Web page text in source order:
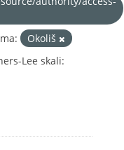
Okoliš
Lee skali: